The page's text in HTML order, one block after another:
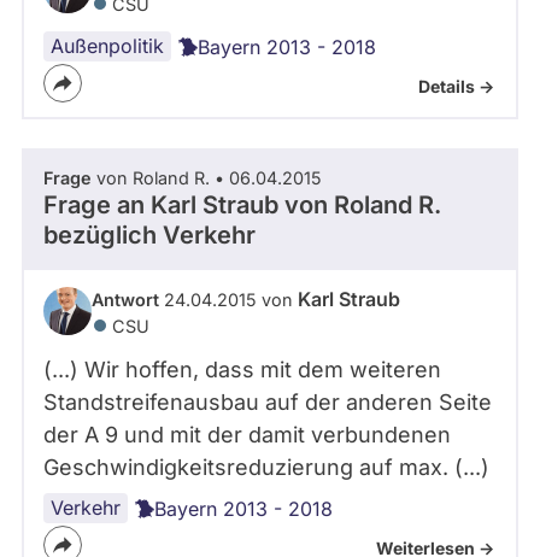
Außenpolitik Bayern 2013 - 2018
Details ->
Frage von Roland R. • 06.04.2015
Frage an Karl Straub von Roland R.
bezüglich Verkehr
Antwort 24.04.2015 von Karl Straub
CSU
(...) Wir hoffen, dass mit dem weiteren
Standstreifenausbau auf der anderen Seite
der A 9 und mit der damit verbundenen
Geschwindigkeitsreduzierung auf max. (...)
Verkehr Bayern 2013 - 2018
Weiterlesen ->